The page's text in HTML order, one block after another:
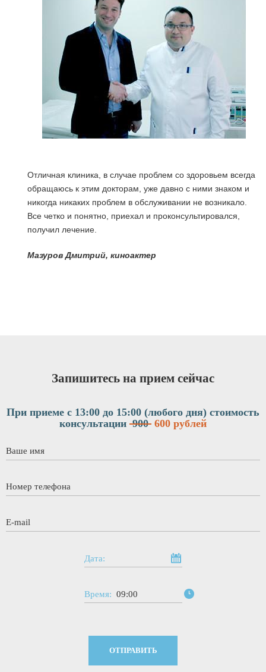
Отличная клиника, в случае проблем со здоровьем всегда
обращаюсь к этим докторам, уже давно с ними знаком и
никогда никаких проблем в обслуживании не возникало.
Все четко и понятно, приехал и проконсультировался,
получил лечение.
Мазуров Дмитрий, киноактер
Запишитесь на прием сейчас
При приеме с 13:00 до 15:00 (любого дня) стоимость
консультации 900 600 рублей
Ваше имя
Номер телефона
E-mail
Дата:
Время: 09:00